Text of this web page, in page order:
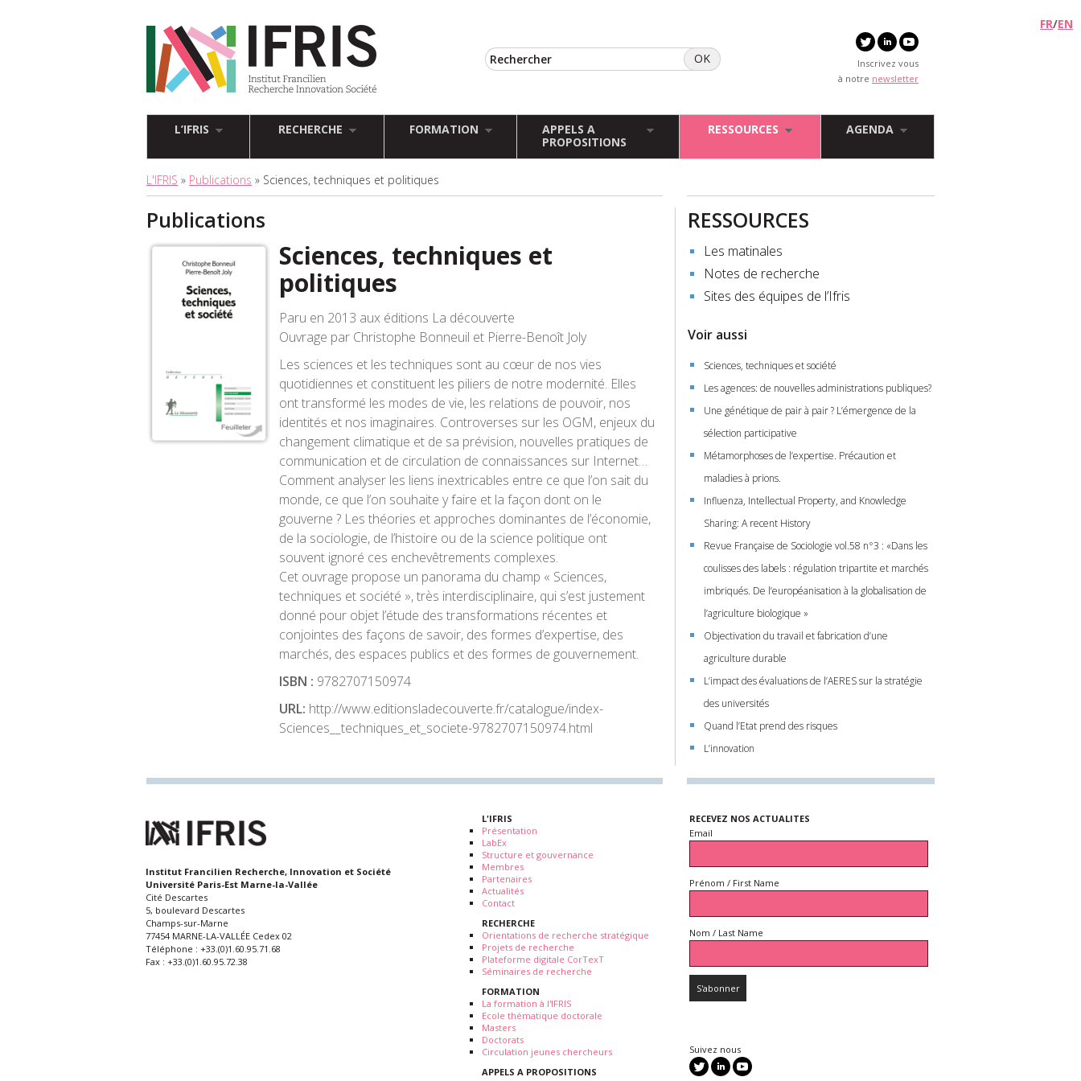
Inscrivez vous
à notre newsletter
FR/EN
L’IFRIS RECHERCHE FORMATION
APPELS A
PROPOSITIONS
RESSOURCES AGENDA
L'IFRIS » Publications » Sciences, techniques et politiques
Publications
Sciences, techniques et
politiques
Paru en 2013 aux éditions La découverte
Ouvrage par Christophe Bonneuil et Pierre-Benoît Joly
Les sciences et les techniques sont au cœur de nos vies
quotidiennes et constituent les piliers de notre modernité. Elles
ont transformé les modes de vie, les relations de pouvoir, nos
identités et nos imaginaires. Controverses sur les OGM, enjeux du
changement climatique et de sa prévision, nouvelles pratiques de
communication et de circulation de connaissances sur Internet…
Comment analyser les liens inextricables entre ce que l’on sait du
monde, ce que l’on souhaite y faire et la façon dont on le
gouverne ? Les théories et approches dominantes de l’économie,
de la sociologie, de l’histoire ou de la science politique ont
souvent ignoré ces enchevêtrements complexes.
Cet ouvrage propose un panorama du champ « Sciences,
techniques et société », très interdisciplinaire, qui s’est justement
donné pour objet l’étude des transformations récentes et
conjointes des façons de savoir, des formes d’expertise, des
marchés, des espaces publics et des formes de gouvernement.
ISBN : 9782707150974
URL: http://www.editionsladecouverte.fr/catalogue/index-
Sciences__techniques_et_societe-9782707150974.html
RESSOURCES
Les matinales
Notes de recherche
Sites des équipes de l’Ifris
Voir aussi
Sciences, techniques et société
Les agences: de nouvelles administrations publiques?
Une génétique de pair à pair ? L’émergence de la
sélection participative
Métamorphoses de l’expertise. Précaution et
maladies à prions.
Influenza, Intellectual Property, and Knowledge
Sharing: A recent History
Revue Française de Sociologie vol.58 n°3 : «Dans les
coulisses des labels : régulation tripartite et marchés
imbriqués. De l’européanisation à la globalisation de
l’agriculture biologique »
Objectivation du travail et fabrication d’une
agriculture durable
L’impact des évaluations de l’AERES sur la stratégie
des universités
Quand l’Etat prend des risques
L’innovation
Institut Francilien Recherche, Innovation et Société
Université Paris-Est Marne-la-Vallée
Cité Descartes
5, boulevard Descartes
Champs-sur-Marne
77454 MARNE-LA-VALLÉE Cedex 02
Téléphone : +33.(0)1.60.95.71.68
Fax : +33.(0)1.60.95.72.38
L'IFRIS
Présentation
LabEx
Structure et gouvernance
Membres
Partenaires
Actualités
Contact
RECHERCHE
Orientations de recherche stratégique
Projets de recherche
Plateforme digitale CorTexT
Séminaires de recherche
FORMATION
La formation à l'IFRIS
Ecole thématique doctorale
Masters
Doctorats
Circulation jeunes chercheurs
APPELS A PROPOSITIONS
RECEVEZ NOS ACTUALITES
Email
Prénom / First Name
Nom / Last Name
Suivez nous